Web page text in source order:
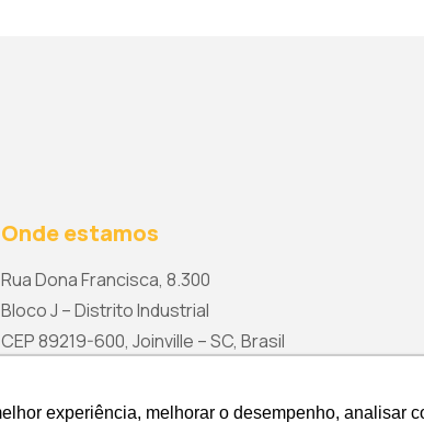
experiência, melhorar o desempenho, analisar
experiência, melhorar o desempenho, analisar
Onde estamos
Rua Dona Francisca, 8.300
Bloco J – Distrito Industrial
CEP 89219-600, Joinville – SC, Brasil
marketing@wetzel.com.br